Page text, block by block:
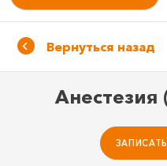
Вернуться назад